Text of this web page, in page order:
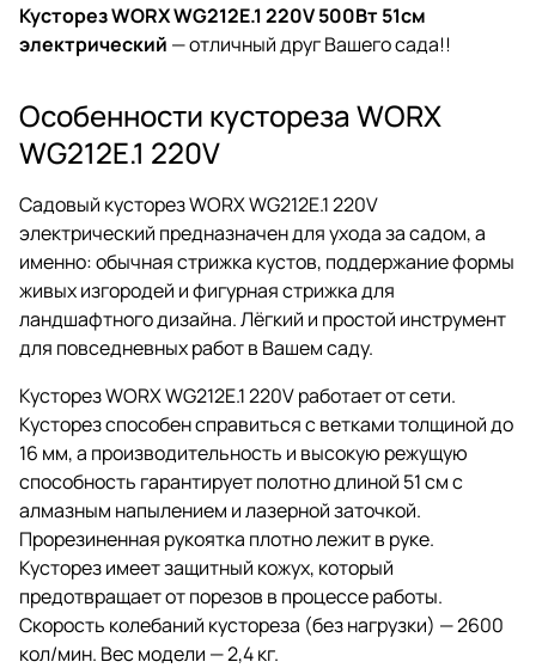
Кусторез WORX WG212E.1 220V 500Вт 51см
электрический — отличный друг Вашего сада!!
Особенности кустореза WORX
WG212E.1 220V
Садовый кусторез WORX WG212E.1 220V
электрический предназначен для ухода за садом, а
именно: обычная стрижка кустов, поддержание формы
живых изгородей и фигурная стрижка для
ландшафтного дизайна. Лёгкий и простой инструмент
для повседневных работ в Вашем саду.
Кусторез WORX WG212E.1 220V работает от сети.
Кусторез способен справиться с ветками толщиной до
16 мм, а производительность и высокую режущую
способность гарантирует полотно длиной 51 см с
алмазным напылением и лазерной заточкой.
Прорезиненная рукоятка плотно лежит в руке.
Кусторез имеет защитный кожух, который
предотвращает от порезов в процессе работы.
Скорость колебаний кустореза (без нагрузки) — 2600
кол/мин. Вес модели — 2,4 кг.